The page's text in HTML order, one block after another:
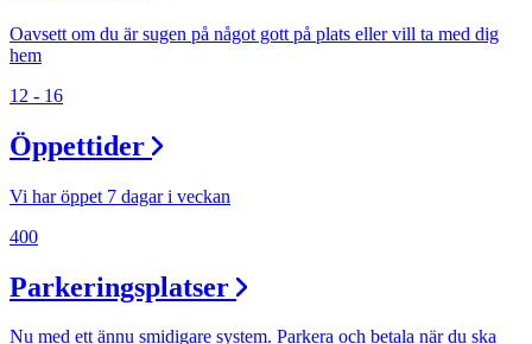
Oavsett om du är sugen på något gott på plats eller vill ta med dig
hem
12 - 16
Öppettider
Vi har öppet 7 dagar i veckan
400
Parkeringsplatser
Nu med ett ännu smidigare system. Parkera och betala när du ska